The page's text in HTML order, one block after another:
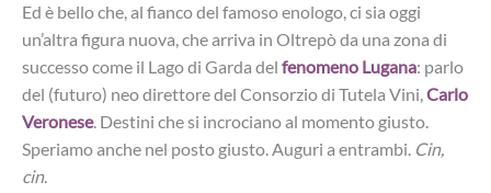
Ed è bello che, al fianco del famoso enologo, ci sia oggi
un’altra figura nuova, che arriva in Oltrepò da una zona di
successo come il Lago di Garda del fenomeno Lugana: parlo
del (futuro) neo direttore del Consorzio di Tutela Vini,Carlo
Veronese. Destini che si incrociano al momento giusto.
Speriamo anche nel posto giusto. Auguri a entrambi. Cin,
cin.